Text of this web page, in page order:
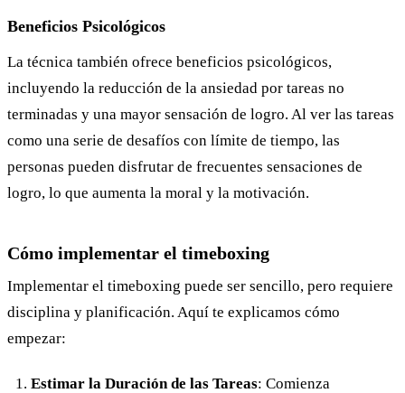
Beneficios Psicológicos
La técnica también ofrece beneficios psicológicos,
incluyendo la reducción de la ansiedad por tareas no
terminadas y una mayor sensación de logro. Al ver las tareas
como una serie de desafíos con límite de tiempo, las
personas pueden disfrutar de frecuentes sensaciones de
logro, lo que aumenta la moral y la motivación.
Cómo implementar el timeboxing
Implementar el timeboxing puede ser sencillo, pero requiere
disciplina y planificación. Aquí te explicamos cómo
empezar:
Estimar la Duración de las Tareas: Comienza